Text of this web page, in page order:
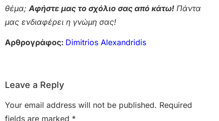
θέμα; Αφήστε μας το σχόλιο σας από κάτω! Πάντα
μας ενδιαφέρει η γνώμη σας!
Αρθρογράφος: Dimitrios Alexandridis
Leave a Reply
Your email address will not be published. Required
fields are marked *